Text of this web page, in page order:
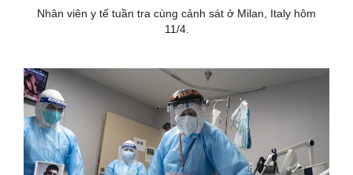
Nhân viên y tế tuần tra cùng cảnh sát ở Milan, Italy hôm
11/4.